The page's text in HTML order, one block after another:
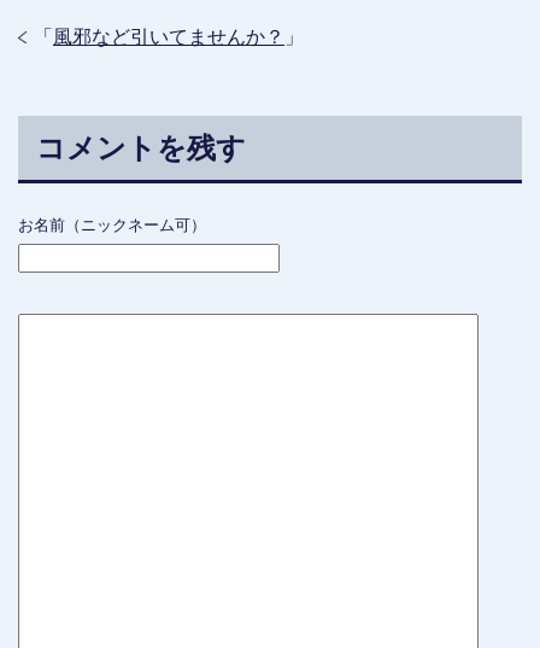
「 風邪など引いてませんか？ 」
コメントを残す
お名前（ニックネーム可）